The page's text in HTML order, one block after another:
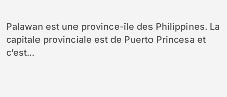
Palawan est une province-île des Philippines. La
capitale provinciale est de Puerto Princesa et
c’est...